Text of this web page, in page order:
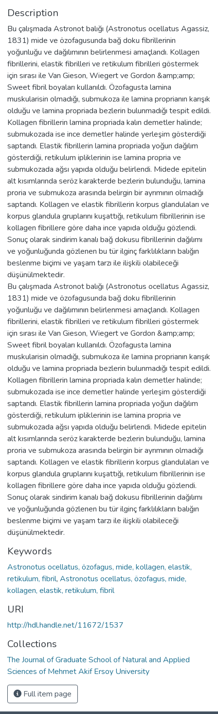
Description
Bu çalışmada Astronot balığı (Astronotus ocellatus Agassiz,
1831) mide ve özofagusunda bağ doku fibrillerinin
yoğunluğu ve dağılımının belirlenmesi amaçlandı. Kollagen
fibrillerini, elastik fibrilleri ve retikulum fibrilleri göstermek
için sırası ile Van Gieson, Wiegert ve Gordon &amp;amp;
Sweet fibril boyaları kullanıldı. Özofagusta lamina
muskularisin olmadığı, submukoza ile lamina proprianın karışık
olduğu ve lamina propriada bezlerin bulunmadığı tespit edildi.
Kollagen fibrillerin lamina propriada kalın demetler halinde;
submukozada ise ince demetler halinde yerleşim gösterdiği
saptandı. Elastik fibrillerin lamina propriada yoğun dağılım
gösterdiği, retikulum ipliklerinin ise lamina propria ve
submukozada ağsı yapıda olduğu belirlendi. Midede epitelin
alt kısımlarında seröz karakterde bezlerin bulunduğu, lamina
proria ve submukoza arasında belirgin bir ayrımının olmadığı
saptandı. Kollagen ve elastik fibrillerin korpus glandulaları ve
korpus glandula gruplarını kuşattığı, retikulum fibrillerinin ise
kollagen fibrillere göre daha ince yapıda olduğu gözlendi.
Sonuç olarak sindirim kanalı bağ dokusu fibrillerinin dağılımı
ve yoğunluğunda gözlenen bu tür ilginç farklılıkların balığın
beslenme biçimi ve yaşam tarzı ile ilişkili olabileceği
düşünülmektedir.
Bu çalışmada Astronot balığı (Astronotus ocellatus Agassiz,
1831) mide ve özofagusunda bağ doku fibrillerinin
yoğunluğu ve dağılımının belirlenmesi amaçlandı. Kollagen
fibrillerini, elastik fibrilleri ve retikulum fibrilleri göstermek
için sırası ile Van Gieson, Wiegert ve Gordon &amp;amp;
Sweet fibril boyaları kullanıldı. Özofagusta lamina
muskularisin olmadığı, submukoza ile lamina proprianın karışık
olduğu ve lamina propriada bezlerin bulunmadığı tespit edildi.
Kollagen fibrillerin lamina propriada kalın demetler halinde;
submukozada ise ince demetler halinde yerleşim gösterdiği
saptandı. Elastik fibrillerin lamina propriada yoğun dağılım
gösterdiği, retikulum ipliklerinin ise lamina propria ve
submukozada ağsı yapıda olduğu belirlendi. Midede epitelin
alt kısımlarında seröz karakterde bezlerin bulunduğu, lamina
proria ve submukoza arasında belirgin bir ayrımının olmadığı
saptandı. Kollagen ve elastik fibrillerin korpus glandulaları ve
korpus glandula gruplarını kuşattığı, retikulum fibrillerinin ise
kollagen fibrillere göre daha ince yapıda olduğu gözlendi.
Sonuç olarak sindirim kanalı bağ dokusu fibrillerinin dağılımı
ve yoğunluğunda gözlenen bu tür ilginç farklılıkların balığın
beslenme biçimi ve yaşam tarzı ile ilişkili olabileceği
düşünülmektedir.
Keywords
Astronotus ocellatus, özofagus, mide, kollagen, elastik,
retikulum, fibril, Astronotus ocellatus, özofagus, mide,
kollagen, elastik, retikulum, fibril
URI
http://hdl.handle.net/11672/1537
Collections
The Journal of Graduate School of Natural and Applied
Sciences of Mehmet Akif Ersoy University
Full item page